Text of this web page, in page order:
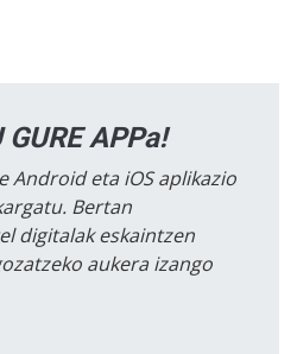
APPa!
Android eta iOS aplikazio
Bertan
digitalak eskaintzen
aukera izango